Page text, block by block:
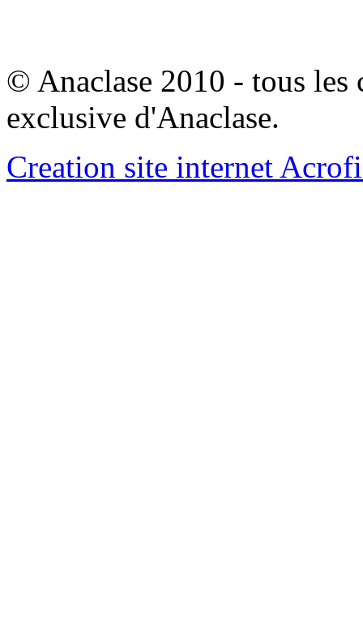
© Anaclase 2010 - tous les
exclusive d'Anaclase.
Creation site internet